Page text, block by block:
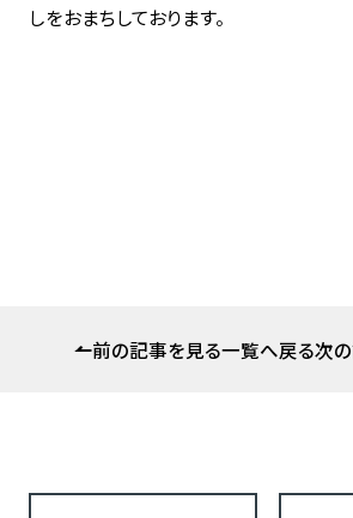
しをおまちしております。
前の記事を見る一覧へ戻る次